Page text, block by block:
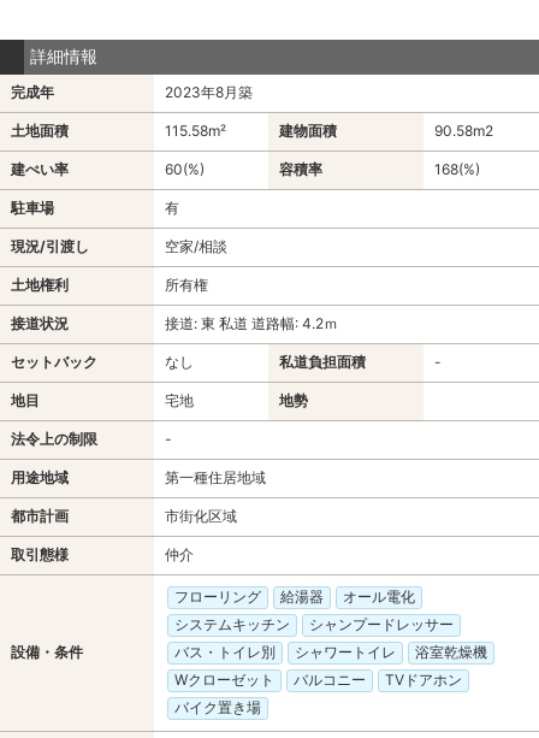
詳細情報
完成年 2023年8月築
土地面積 115.58m² 建物面積 90.58m2
建ぺい率 60(%) 容積率 168(%)
駐車場 有
現況/引渡し 空家/相談
土地権利 所有権
接道状況 接道: 東 私道 道路幅: 4.2ｍ
セットバック なし 私道負担面積 -
地目 宅地 地勢
法令上の制限 -
用途地域 第一種住居地域
都市計画 市街化区域
取引態様 仲介
設備・条件
フローリング 給湯器
オール電化
システムキッチン
シャンプードレッサー
バス・トイレ別
シャワートイレ
浴室乾燥機
Wクローゼット
バルコニー
TVドアホン
バイク置き場